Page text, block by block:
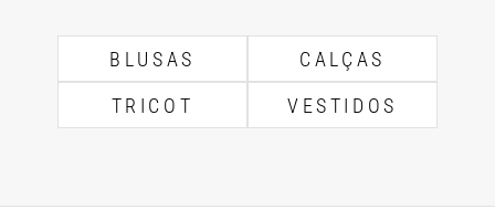
BLUSAS
CALÇAS
TRICOT
VESTIDOS